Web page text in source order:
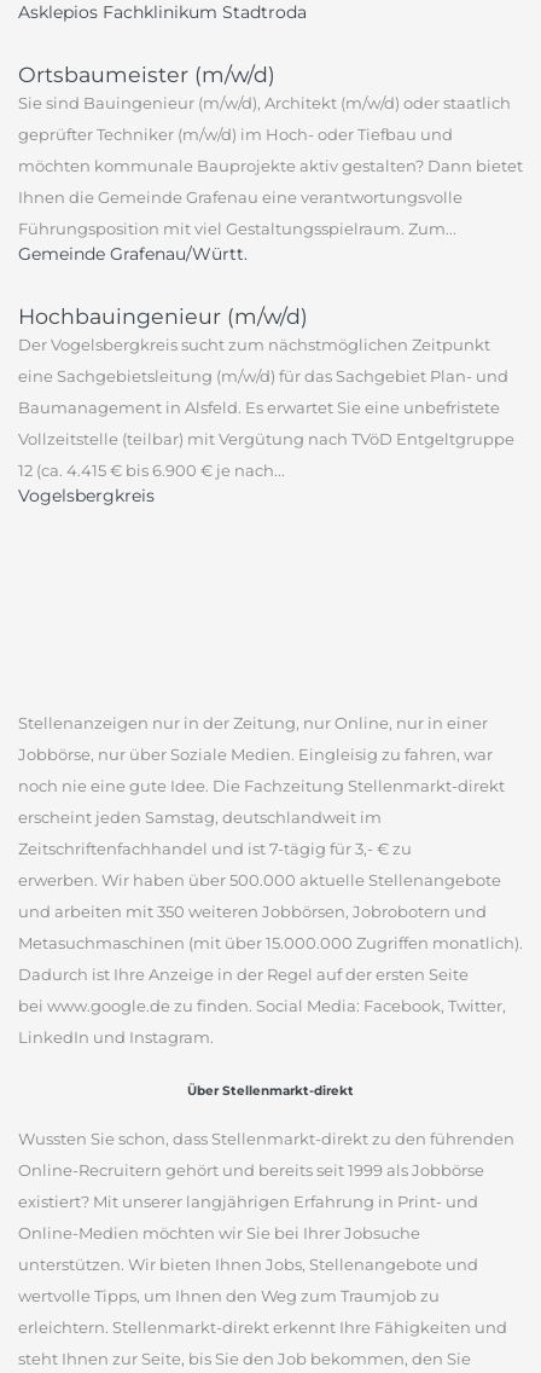
Asklepios Fachklinikum Stadtroda
Ortsbaumeister (m/w/d)
Sie sind Bauingenieur (m/w/d), Architekt (m/w/d) oder staatlich
geprüfter Techniker (m/w/d) im Hoch- oder Tiefbau und
möchten kommunale Bauprojekte aktiv gestalten? Dann bietet
Ihnen die Gemeinde Grafenau eine verantwortungsvolle
Führungsposition mit viel Gestaltungsspielraum. Zum...
Gemeinde Grafenau/Württ.
Hochbauingenieur (m/w/d)
Der Vogelsbergkreis sucht zum nächstmöglichen Zeitpunkt
eine Sachgebietsleitung (m/w/d) für das Sachgebiet Plan- und
Baumanagement in Alsfeld. Es erwartet Sie eine unbefristete
Vollzeitstelle (teilbar) mit Vergütung nach TVöD Entgeltgruppe
12 (ca. 4.415 € bis 6.900 € je nach...
Vogelsbergkreis
Stellenanzeigen nur in der Zeitung, nur Online, nur in einer
Jobbörse, nur über Soziale Medien. Eingleisig zu fahren, war
noch nie eine gute Idee. Die Fachzeitung Stellenmarkt-direkt
erscheint jeden Samstag, deutschlandweit im
Zeitschriftenfachhandel und ist 7-tägig für 3,- € zu
erwerben. Wir haben über 500.000 aktuelle Stellenangebote
und arbeiten mit 350 weiteren Jobbörsen, Jobrobotern und
Metasuchmaschinen (mit über 15.000.000 Zugriffen monatlich).
Dadurch ist Ihre Anzeige in der Regel auf der ersten Seite
bei www.google.de zu finden. Social Media: Facebook, Twitter,
LinkedIn und Instagram.
Über Stellenmarkt-direkt
Wussten Sie schon, dass Stellenmarkt-direkt zu den führenden
Online-Recruitern gehört und bereits seit 1999 als Jobbörse
existiert? Mit unserer langjährigen Erfahrung in Print- und
Online-Medien möchten wir Sie bei Ihrer Jobsuche
unterstützen. Wir bieten Ihnen Jobs, Stellenangebote und
wertvolle Tipps, um Ihnen den Weg zum Traumjob zu
erleichtern. Stellenmarkt-direkt erkennt Ihre Fähigkeiten und
steht Ihnen zur Seite, bis Sie den Job bekommen, den Sie